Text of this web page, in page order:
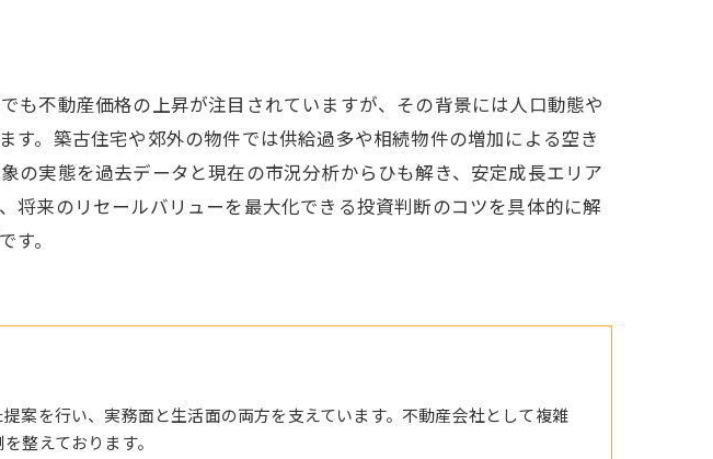
不動産価格の上昇が注目されていますが、その背景には人口動態や
。築古住宅や郊外の物件では供給過多や相続物件の増加による空き
実態を過去データと現在の市況分析からひも解き、安定成長エリア
将来のリセールバリューを最大化できる投資判断のコツを具体的に解
。
案を行い、実務面と生活面の両方を支えています。不動産会社として複雑
整えております。